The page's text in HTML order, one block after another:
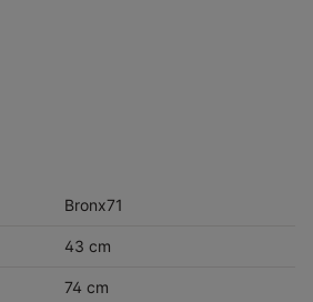
Bronx71
43 cm
74 cm